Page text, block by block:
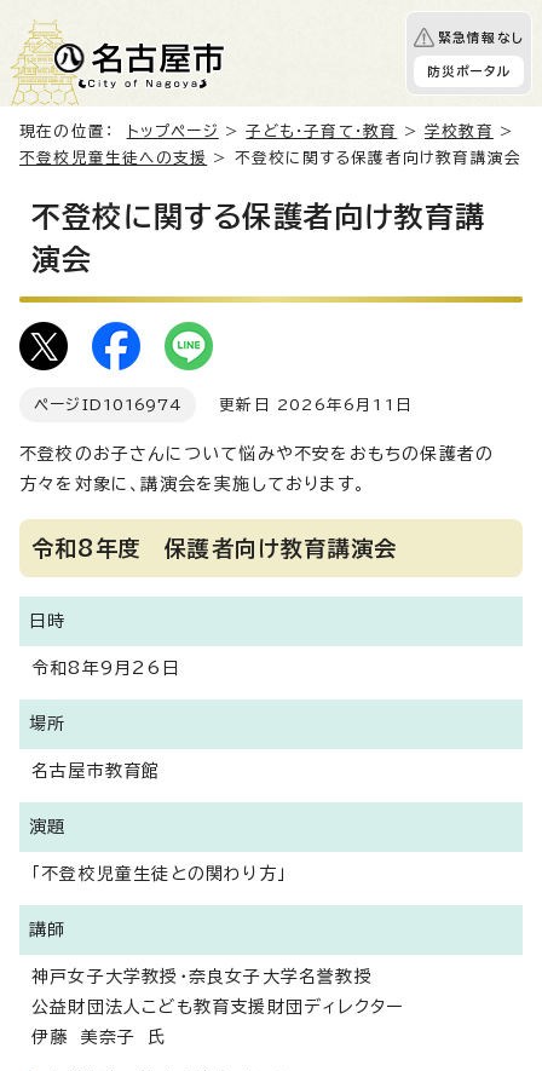
緊急情報なし
防災ポータル
現在の位置： トップページ >子ども・子育て・教育 >学校教育
>
不登校児童生徒への支援
> 不登校に関する保護者向け教育講演会
不登校に関する保護者向け教育講
演会
ページID 1016974 更新日 2026年6月11日
不登校のお子さんについて悩みや不安をおもちの保護者の
方々を対象に、講演会を実施しております。
令和8年度 保護者向け教育講演会
日時
令和8年9月26日
場所
名古屋市教育館
演題
「不登校児童生徒との関わり方」
講師
神戸女子大学教授・奈良女子大学名誉教授
公益財団法人こども教育支援財団ディレクター
伊藤 美奈子 氏